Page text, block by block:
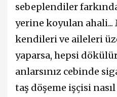
sebeplendiler
yerine koyulan ahali...
kendileri ve aileleri
yaparsa, hepsi
anlarsınız cebinde
taş döşeme işçisi